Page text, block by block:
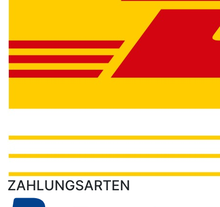
ZAHLUNGSARTEN